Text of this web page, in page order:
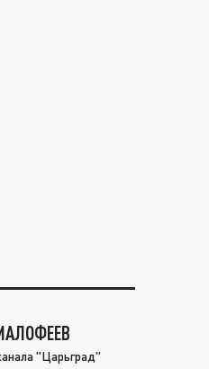
"Царьград"